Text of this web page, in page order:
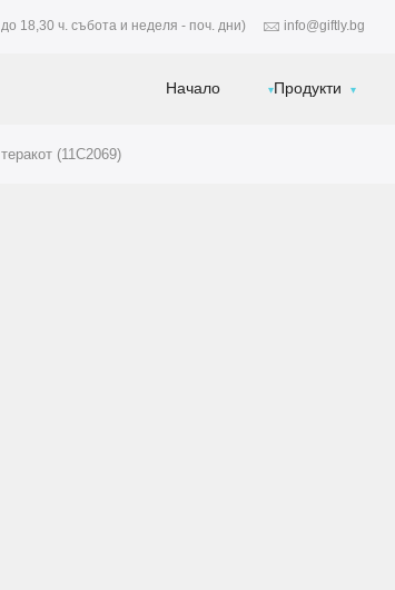
18,30 ч. събота и неделя - поч. дни) info@giftly.bg
Начало Продукти
(11C2069)